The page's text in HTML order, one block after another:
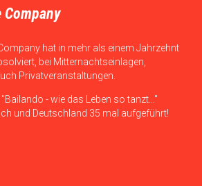
Company
hat in mehr als einem Jahrzehnt
bei Mitternachtseinlagen,
Privatveranstaltungen.
- wie das Leben so tanzt..."
und Deutschland 35 mal aufgeführt!